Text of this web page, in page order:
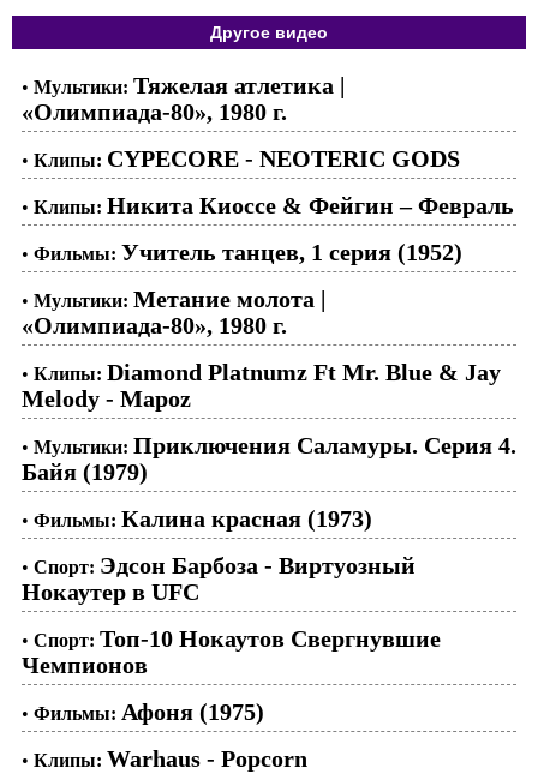
Другое видео
• Мультики: Тяжелая атлетика |
«Олимпиада-80», 1980 г.
• Клипы: CYPECORE - NEOTERIC GODS
• Клипы: Никита Киоссе & Фейгин – Февраль
• Фильмы: Учитель танцев, 1 серия (1952)
• Мультики: Метание молота |
«Олимпиада-80», 1980 г.
• Клипы: Diamond Platnumz Ft Mr. Blue & Jay
Melody - Mapoz
• Мультики: Приключения Саламуры. Серия 4.
Байя (1979)
• Фильмы: Калина красная (1973)
• Спорт: Эдсон Барбоза - Виртуозный
Нокаутер в UFC
• Спорт: Топ-10 Нокаутов Свергнувшие
Чемпионов
• Фильмы: Афоня (1975)
• Клипы: Warhaus - Popcorn